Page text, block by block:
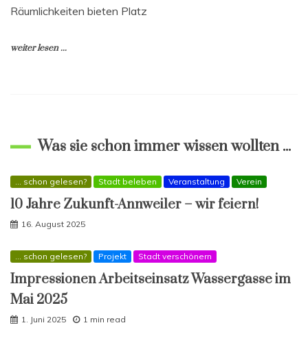
Räumlichkeiten bieten Platz
weiter lesen ...
Was sie schon immer wissen wollten ...
... schon gelesen? Stadt beleben Veranstaltung Verein
10 Jahre Zukunft-Annweiler – wir feiern!
16. August 2025
... schon gelesen? Projekt Stadt verschönern
Impressionen Arbeitseinsatz Wassergasse im
Mai 2025
1. Juni 2025 1 min read